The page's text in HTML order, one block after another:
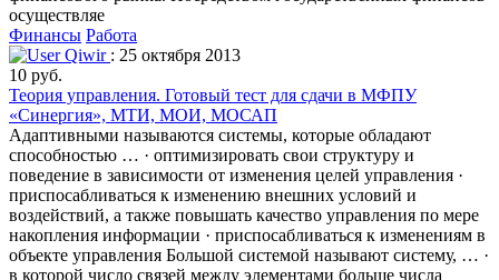
осуществляе
Финансы Работа
Qiwir : 25 октября 2013
10 руб.
Теория управления. Готовый тест для сдачи в МФПУ
«Синергия», МТИ, МОИ, МОСАП
Адаптивными называются системы, которые обладают
способностью … · оптимизировать свои структуру и
поведение в зависимости от изменения целей управления ·
приспосабливаться к изменению внешних условий и
воздействий, а также повышать качество управления по мере
накопления информации · приспосабливаться к изменениям в
объекте управления Большой системой называют систему, … ·
в которой число связей между элементами больше числа